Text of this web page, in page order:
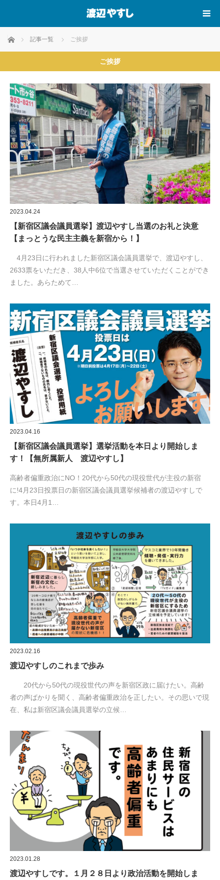
ホーム 記事一覧 ご挨拶
ご挨拶
2023.04.24
【新宿区議会議員選挙】渡辺やすし当選のお礼と決意
【まっとうな民主主義を新宿から！】
4月23日に行われました新宿区議会議員選挙で、渡辺やすし、
2633票をいただき、38人中6位で当選させていただくことができ
ました。あらためて…
2023.04.16
【新宿区議会議員選挙】選挙活動を本日より開始しま
す！【無所属新人 渡辺やすし】
高齢者偏重政治にNO！20代から50代の現役世代が主役の新宿
に!4月23日投票日の新宿区議会議員選挙候補者の渡辺やすしで
す。本日4月1…
2023.02.16
渡辺やすしのこれまで歩み
20代から50代の現役世代の声を新宿区政に届けたい。高齢
者の声ばかりを聞く、高齢者偏重政治を正したい。その思いで現
在、私は新宿区議会議員選挙の立候…
2023.01.28
渡辺やすしです。１月２８日より政治活動を開始しま